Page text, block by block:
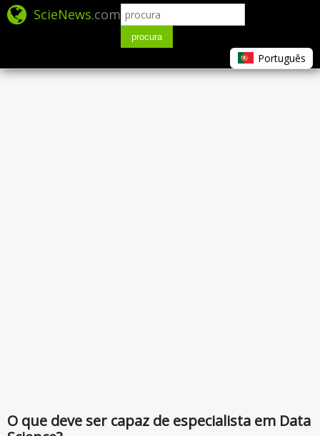
ScieNews.com
procura
Português
O que deve ser capaz de especialista em Data